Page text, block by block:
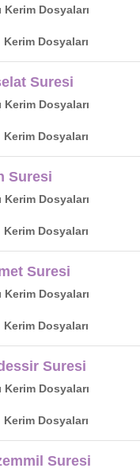
Dosyaları
Dosyaları
Suresi
Dosyaları
Dosyaları
Suresi
Dosyaları
Dosyaları
Suresi
Dosyaları
Dosyaları
Suresi
Dosyaları
Dosyaları
Suresi